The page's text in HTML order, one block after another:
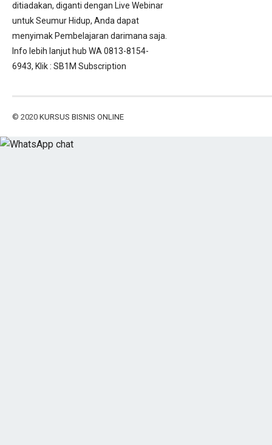
ditiadakan, diganti dengan Live Webinar
untuk Seumur Hidup, Anda dapat
menyimak Pembelajaran darimana saja.
Info lebih lanjut hub WA 0813-8154-
6943, Klik : SB1M Subscription
© 2020 KURSUS BISNIS ONLINE